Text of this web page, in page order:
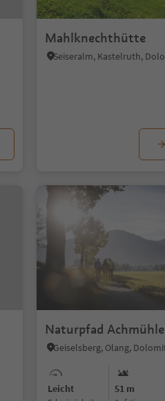
Mahlknechthütte
Naturpfad Achmühle
Leicht 51 m